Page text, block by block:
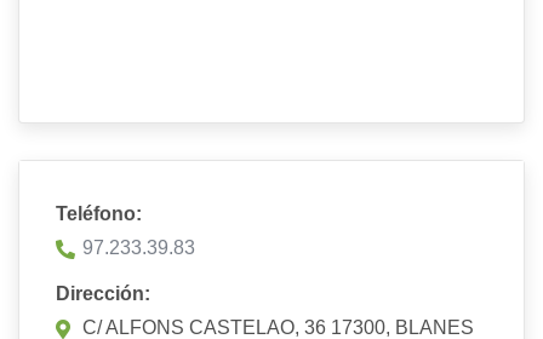
Teléfono:
97.233.39.83
Dirección:
C/ ALFONS CASTELAO, 36 17300, BLANES